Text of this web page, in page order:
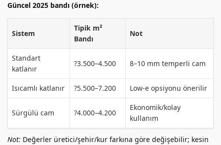
Güncel 2025 bandı (örnek):
Sistem
Tipik m²
Bandı
Not
Standart
katlanır
?3.500–4.500 8–10 mm temperli cam
Isıcamlı katlanır ?5.500–7.200 Low-e opsiyonu önerilir
Sürgülü cam ?4.000–4.200
Ekonomik/kolay
kullanım
Not: Değerler üretici/şehir/kur farkına göre değişebilir; kesin